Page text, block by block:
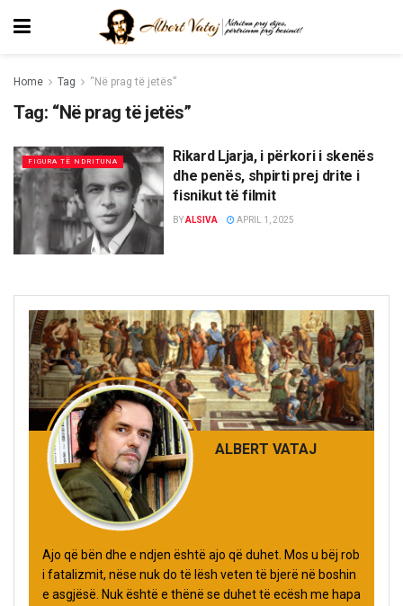
Home Tag “Në prag të jetës”
Tag: “Në prag të jetës”
FIGURA TË NDRITUNA
Rikard Ljarja, i përkori i skenës
dhe penës, shpirti prej drite i
fisnikut të filmit
BYALSIVA APRIL 1, 2025
ALBERT VATAJ
Ajo që bën dhe e ndjen është ajo që duhet. Mos u bëj rob
i fatalizmit, nëse nuk do të lësh veten të bjerë në boshin
e asgjësë. Nuk është e thënë se duhet të ecësh me hapa